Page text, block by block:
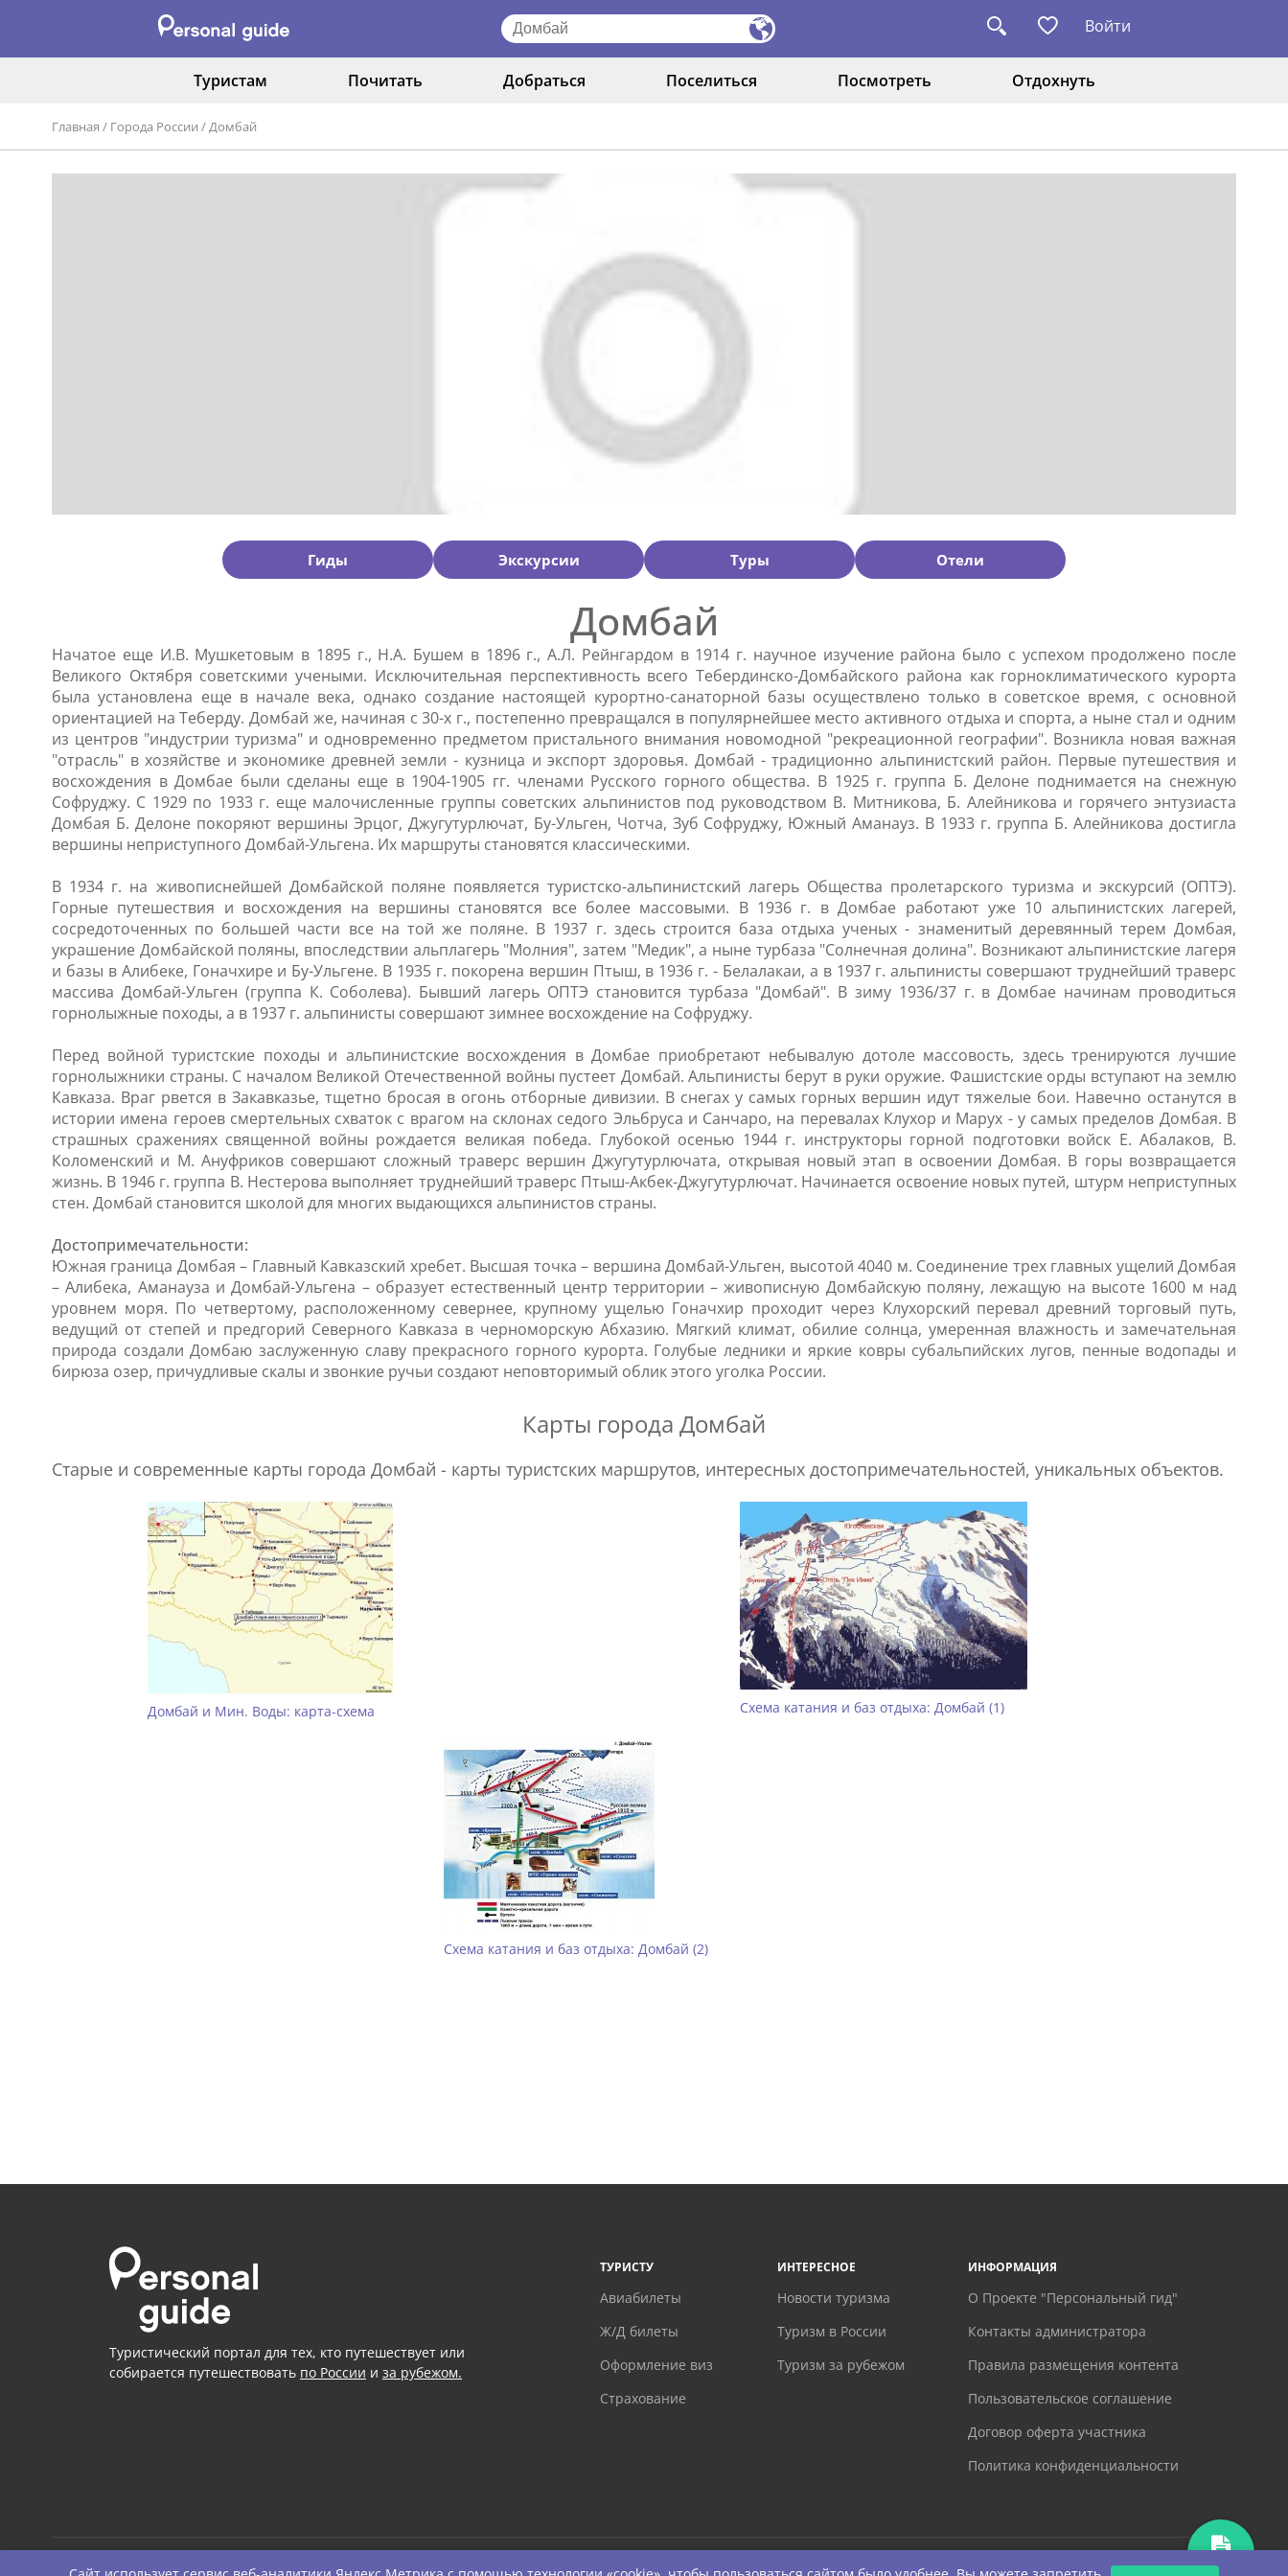
Войти
Туристам Почитать Добраться Поселиться Посмотреть Отдохнуть
Главная / Города России /Домбай
Гиды Экскурсии Туры Отели
Домбай
Начатое еще И.В. Мушкетовым в 1895 г., Н.А. Бушем в 1896 г., А.Л. Рейнгардом в 1914 г. научное изучение района было с успехом продолжено после
Великого Октября советскими учеными. Исключительная перспективность всего Тебердинско-Домбайского района как горноклиматического курорта
была установлена еще в начале века, однако создание настоящей курортно-санаторной базы осуществлено только в советское время, с основной
ориентацией на Теберду. Домбай же, начиная с 30-х г., постепенно превращался в популярнейшее место активного отдыха и спорта, а ныне стал и одним
из центров "индустрии туризма" и одновременно предметом пристального внимания новомодной "рекреационной географии". Возникла новая важная
"отрасль" в хозяйстве и экономике древней земли - кузница и экспорт здоровья. Домбай - традиционно альпинистский район. Первые путешествия и
восхождения в Домбае были сделаны еще в 1904-1905 гг. членами Русского горного общества. В 1925 г. группа Б. Делоне поднимается на снежную
Софруджу. С 1929 по 1933 г. еще малочисленные группы советских альпинистов под руководством В. Митникова, Б. Алейникова и горячего энтузиаста
Домбая Б. Делоне покоряют вершины Эрцог, Джугутурлючат, Бу-Ульген, Чотча, Зуб Софруджу, Южный Аманауз. В 1933 г. группа Б. Алейникова достигла
вершины неприступного Домбай-Ульгена. Их маршруты становятся классическими.
В 1934 г. на живописнейшей Домбайской поляне появляется туристско-альпинистский лагерь Общества пролетарского туризма и экскурсий (ОПТЭ).
Горные путешествия и восхождения на вершины становятся все более массовыми. В 1936 г. в Домбае работают уже 10 альпинистских лагерей,
сосредоточенных по большей части все на той же поляне. В 1937 г. здесь строится база отдыха ученых - знаменитый деревянный терем Домбая,
украшение Домбайской поляны, впоследствии альплагерь "Молния", затем "Медик", а ныне турбаза "Солнечная долина". Возникают альпинистские лагеря
и базы в Алибеке, Гоначхире и Бу-Ульгене. В 1935 г. покорена вершин Птыш, в 1936 г. - Белалакаи, а в 1937 г. альпинисты совершают труднейший траверс
массива Домбай-Ульген (группа К. Соболева). Бывший лагерь ОПТЭ становится турбаза "Домбай". В зиму 1936/37 г. в Домбае начинам проводиться
горнолыжные походы, а в 1937 г. альпинисты совершают зимнее восхождение на Софруджу.
Перед войной туристские походы и альпинистские восхождения в Домбае приобретают небывалую дотоле массовость, здесь тренируются лучшие
горнолыжники страны. С началом Великой Отечественной войны пустеет Домбай. Альпинисты берут в руки оружие. Фашистские орды вступают на землю
Кавказа. Враг рвется в Закавказье, тщетно бросая в огонь отборные дивизии. В снегах у самых горных вершин идут тяжелые бои. Навечно останутся в
истории имена героев смертельных схваток с врагом на склонах седого Эльбруса и Санчаро, на перевалах Клухор и Марух - у самых пределов Домбая. В
страшных сражениях священной войны рождается великая победа. Глубокой осенью 1944 г. инструкторы горной подготовки войск Е. Абалаков, В.
Коломенский и М. Ануфриков совершают сложный траверс вершин Джугутурлючата, открывая новый этап в освоении Домбая. В горы возвращается
жизнь. В 1946 г. группа В. Нестерова выполняет труднейший траверс Птыш-Акбек-Джугутурлючат. Начинается освоение новых путей, штурм неприступных
стен. Домбай становится школой для многих выдающихся альпинистов страны.
Достопримечательности:
Южная граница Домбая – Главный Кавказский хребет. Высшая точка – вершина Домбай-Ульген, высотой 4040 м. Соединение трех главных ущелий Домбая
– Алибека, Аманауза и Домбай-Ульгена – образует естественный центр территории – живописную Домбайскую поляну, лежащую на высоте 1600 м над
уровнем моря. По четвертому, расположенному севернее, крупному ущелью Гоначхир проходит через Клухорский перевал древний торговый путь,
ведущий от степей и предгорий Северного Кавказа в черноморскую Абхазию. Мягкий климат, обилие солнца, умеренная влажность и замечательная
природа создали Домбаю заслуженную славу прекрасного горного курорта. Голубые ледники и яркие ковры субальпийских лугов, пенные водопады и
бирюза озер, причудливые скалы и звонкие ручьи создают неповторимый облик этого уголка России.
Карты города Домбай
Старые и современные карты города Домбай - карты туристских маршрутов, интересных достопримечательностей, уникальных объектов.
Домбай и Мин. Воды: карта-схема Схема катания и баз отдыха: Домбай (1)
Схема катания и баз отдыха: Домбай (2)
Туристический портал для тех, кто путешествует или
собирается путешествовать по России и за рубежом.
ТУРИСТУ
Авиабилеты
Ж/Д билеты
Оформление виз
Страхование
ИНТЕРЕСНОЕ
Новости туризма
Туризм в России
Туризм за рубежом
ИНФОРМАЦИЯ
О Проекте "Персональный гид"
Контакты администратора
Правила размещения контента
Пользовательское соглашение
Договор оферта участника
Политика конфиденциальности
ЗАПРОС